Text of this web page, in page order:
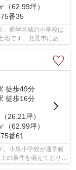
（62.99坪）
番35
。通学区域の小学校は
地です。北見市にある
徒歩49分
徒歩16分
26.21坪）
（62.99坪）
番61
。小泉小学校が通学範
の条件を備えておりま